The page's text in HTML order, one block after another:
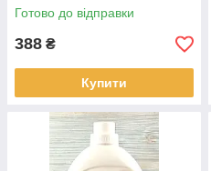
Готово до відправки
388 ₴
Купити